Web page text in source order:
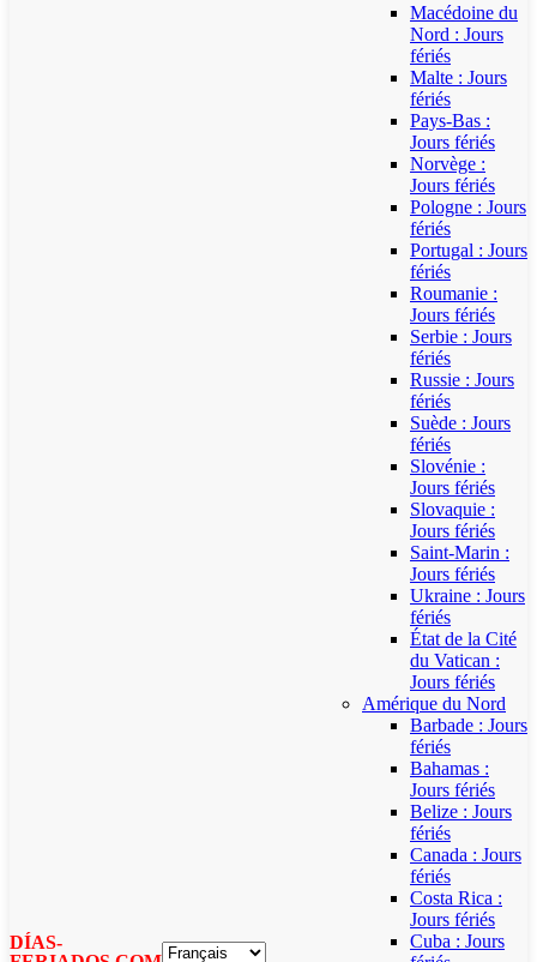
DÍAS-
Macédoine du
Nord : Jours
fériés
Malte : Jours
fériés
Pays-Bas :
Jours fériés
Norvège :
Jours fériés
Pologne : Jours
fériés
Portugal : Jours
fériés
Roumanie :
Jours fériés
Serbie : Jours
fériés
Russie : Jours
fériés
Suède : Jours
fériés
Slovénie :
Jours fériés
Slovaquie :
Jours fériés
Saint-Marin :
Jours fériés
Ukraine : Jours
fériés
État de la Cité
du Vatican :
Jours fériés
Amérique du Nord
Barbade : Jours
fériés
Bahamas :
Jours fériés
Belize : Jours
fériés
Canada : Jours
fériés
Costa Rica :
Jours fériés
Cuba : Jours